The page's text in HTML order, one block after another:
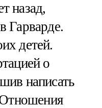
назад,
Гарварде.
детей.
о
написать
Отношения